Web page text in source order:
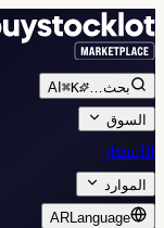
بحث…
AI ⌘K
السوق
الأسعار
الموارد
ARLanguage